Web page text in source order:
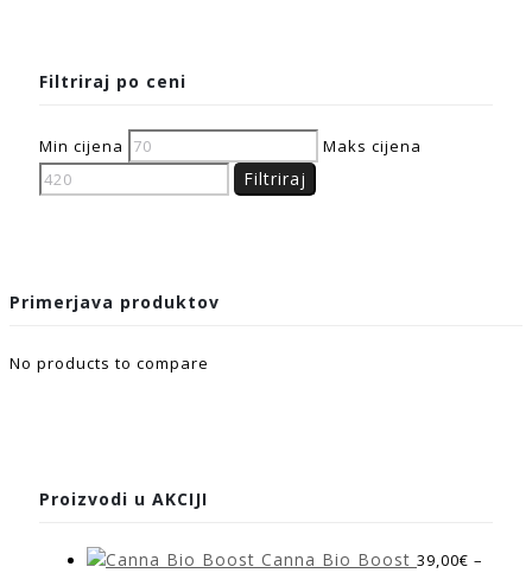
Filtriraj po ceni
Min cijena Maks cijena
Filtriraj
Primerjava produktov
No products to compare
Proizvodi u AKCIJI
Canna Bio Boost 39,00€ –